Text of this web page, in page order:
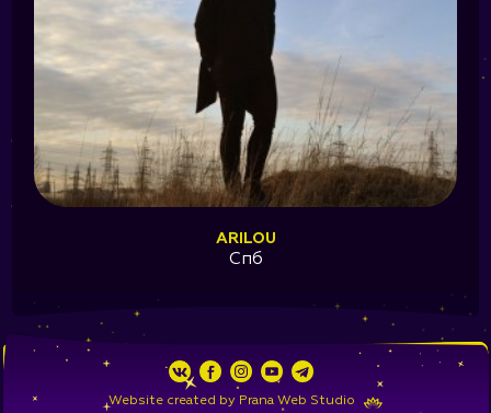
ARILOU
Спб
Website created by Prana Web Studio